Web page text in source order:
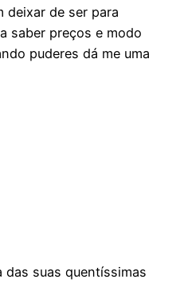
deixar de ser para
saber preços e modo
puderes dá me uma
das suas quentíssimas